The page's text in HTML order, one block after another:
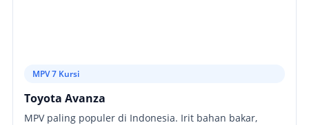
MPV 7 Kursi
Toyota Avanza
MPV paling populer di Indonesia. Irit bahan bakar,